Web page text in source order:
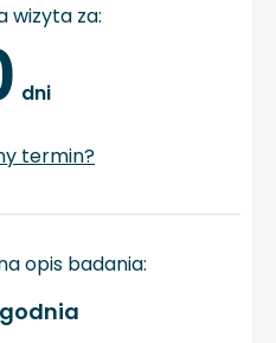
wizyta za:
dni
termin?
opis badania: